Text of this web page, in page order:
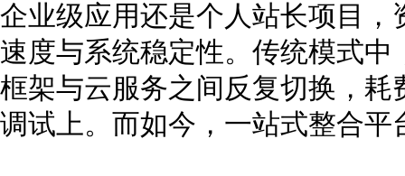
企业级应用还是个人站长项目
速度与系统稳定性。传统模式
框架与云服务之间反复切换，
调试上。而如今，一站式整合